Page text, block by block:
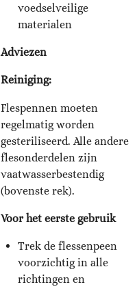
voedselveilige
materialen
Adviezen
Reiniging:
Flespennen moeten
regelmatig worden
gesteriliseerd. Alle andere
flesonderdelen zijn
vaatwasserbestendig
(bovenste rek).
Voor het eerste gebruik
Trek de flessenpeen
voorzichtig in alle
richtingen en